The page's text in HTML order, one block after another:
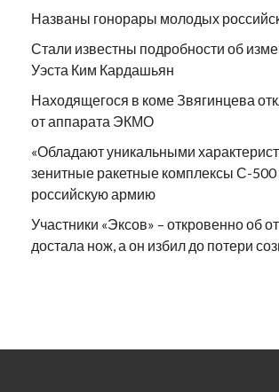
Названы гонорары молодых
Стали известны подробности об
Уэста Ким Кардашьян
Находящегося в коме Звягинцева
от аппарата ЭКМО
«Обладают уникальными
зенитные ракетные комплексы С-500
российскую армию
Участники «Эксов» – откровенно об
достала нож, а он избил до потери